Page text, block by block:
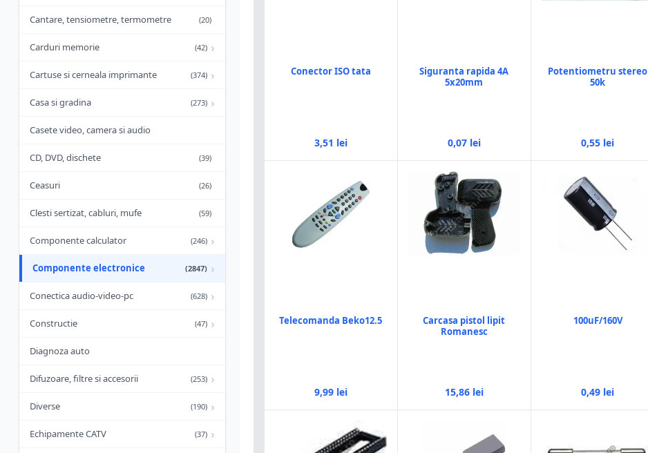
Cantare, tensiometre, termometre (20)
Carduri memorie (42) ›
Cartuse si cerneala imprimante (374) ›
Casa si gradina (273) ›
Casete video, camera si audio
CD, DVD, dischete (39)
Ceasuri (26)
Clesti sertizat, cabluri, mufe (59)
Componente calculator (246) ›
Componente electronice (2847) ›
Conectica audio-video-pc (628) ›
Constructie (47) ›
Diagnoza auto
Difuzoare, filtre si accesorii (253) ›
Diverse (190) ›
Echipamente CATV (37) ›
Conector ISO tata
3,51 lei
Siguranta rapida 4A
5x20mm
0,07 lei
Potentiometru stereo
50k
0,55 lei
Telecomanda Beko12.5
9,99 lei
Carcasa pistol lipit
Romanesc
15,86 lei
100uF/160V
0,49 lei